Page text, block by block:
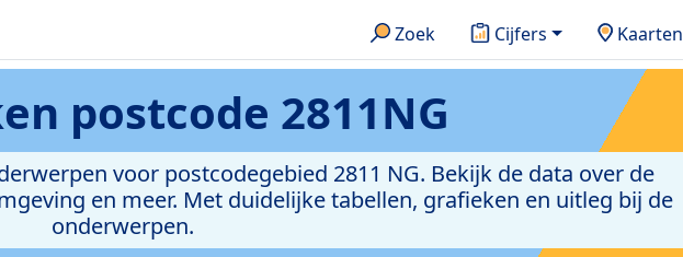
Zoek Cijfers Kaarten
postcode 2811NG
voor postcodegebied 2811 NG. Bekijk de data over de
en meer. Met duidelijke tabellen, grafieken en uitleg bij de
onderwerpen.